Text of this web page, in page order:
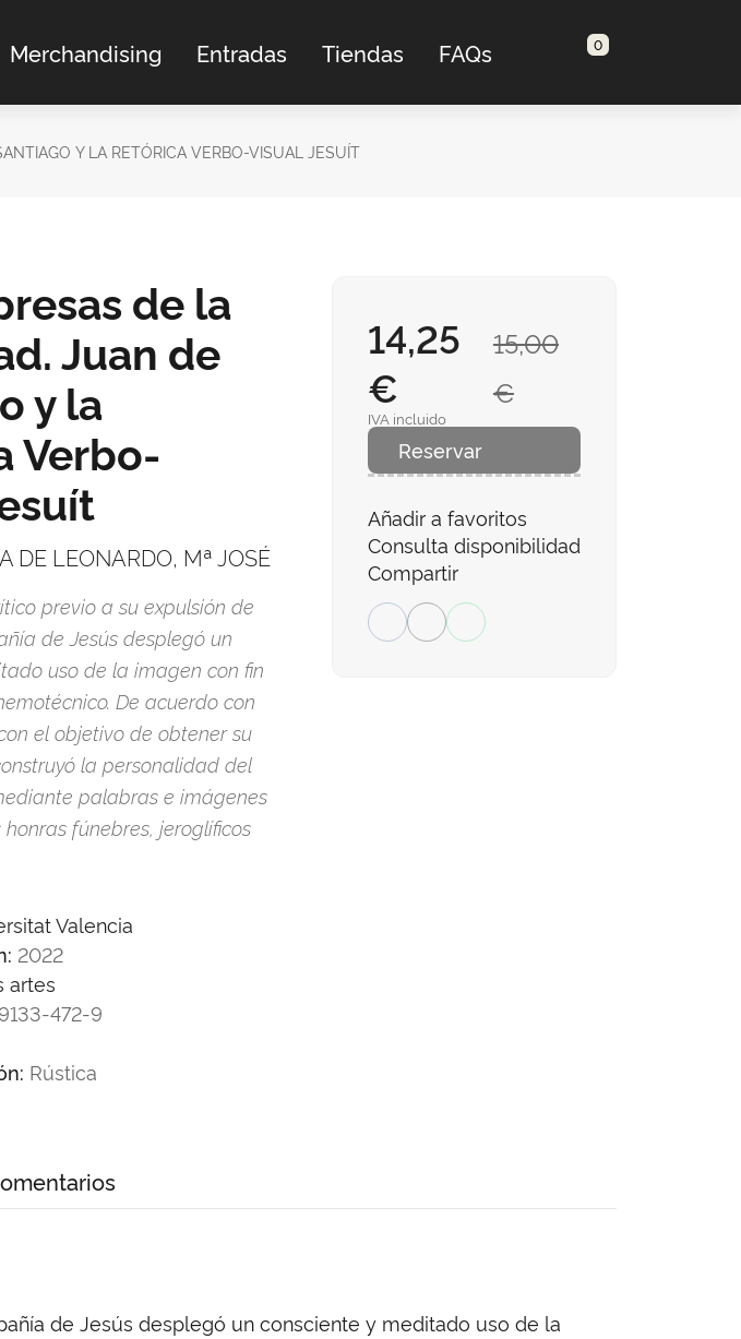
Merchandising Entradas Tiendas FAQs 0
Y LA RETÓRICA VERBO-VISUAL JESUÍT
de la
Juan de
y la
Verbo-
DE LEONARDO, Mª JOSÉ
previo a su expulsión de
de Jesús desplegó un
uso de la imagen con fin
De acuerdo con
el objetivo de obtener su
la personalidad del
palabras e imágenes
fúnebres, jeroglíficos
Valencia
2022
artes
472-9
Rústica
15,00
€
14,25
€
IVA incluido
Reservar
Añadir a favoritos
Consulta disponibilidad
Compartir
de Jesús desplegó un consciente y meditado uso de la